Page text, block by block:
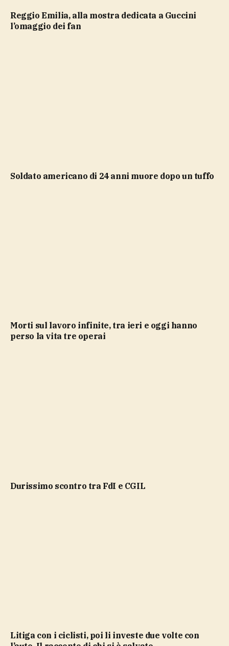
Reggio Emilia, alla mostra dedicata a Guccini
l’omaggio dei fan
soldato americano di 24 anni muore dopo un tuffo
Morti sul lavoro infinite, tra ieri e oggi hanno
perso la vita tre operai
durissimo scontro tra FdI e CGIL
Litiga con i ciclisti, poi li investe due volte con